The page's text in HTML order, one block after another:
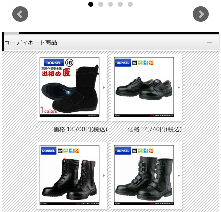
コーディネート商品
価格:18,700円(税込) 価格:14,740円(税込)